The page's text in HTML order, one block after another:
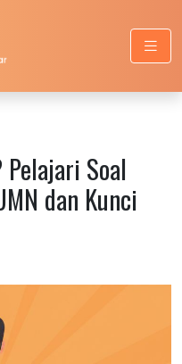
Soal
dan Kunci